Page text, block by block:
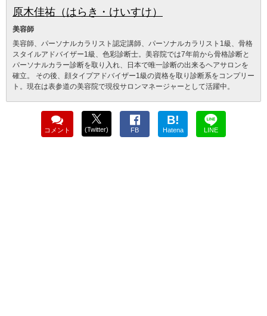
原木佳祐（はらき・けいすけ）
美容師
美容師、パーソナルカラリスト認定講師、パーソナルカラリスト1級、骨格
スタイルアドバイザー1級、色彩診断士。美容院では7年前から骨格診断と
パーソナルカラー診断を取り入れ、日本で唯一診断の出来るヘアサロンを
確立。 その後、顔タイプアドバイザー1級の資格を取り診断系をコンプリー
ト。現在は表参道の美容院で現役サロンマネージャーとして活躍中。
コメント (Twitter) FB
B!
Hatena LINE